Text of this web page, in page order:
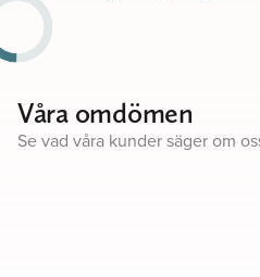
Våra omdömen
Se vad våra kunder säger om